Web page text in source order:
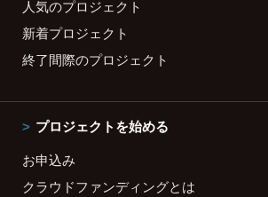
人気のプロジェクト
新着プロジェクト
終了間際のプロジェクト
プロジェクトを始める
お申込み
クラウドファンディングとは